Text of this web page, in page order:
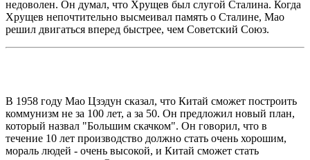
недоволен. Он думал, что Хрущев был слугой Сталина. Когда
Хрущев непочтительно высмеивал память о Сталине, Мао
решил двигаться вперед быстрее, чем Советский Союз.
В 1958 году Мао Цзэдун сказал, что Китай сможет построить
коммунизм не за 100 лет, а за 50. Он предложил новый план,
который назвал "Большим скачком". Он говорил, что в
течение 10 лет производство должно стать очень хорошим,
мораль людей - очень высокой, и Китай сможет стать